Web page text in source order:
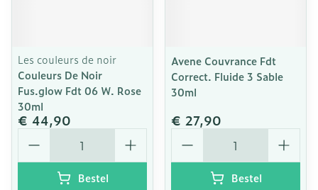
Les couleurs de noir
Couleurs De Noir
Fus.glow Fdt 06 W. Rose
30ml
€ 44,90
Aantal
Bestel
Avene Couvrance Fdt
Correct. Fluide 3 Sable
30ml
€ 27,90
Aantal
Bestel